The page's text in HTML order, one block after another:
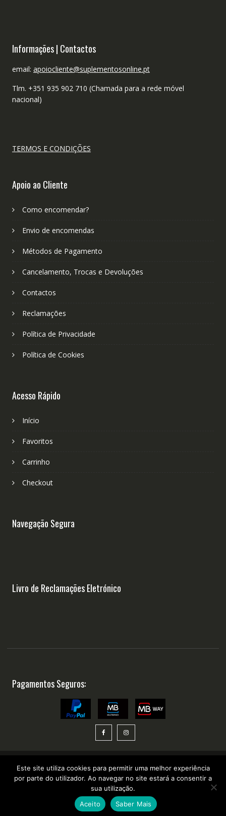
Informações | Contactos
email: apoiocliente@suplementosonline.pt
Tlm. +351 935 902 710 (Chamada para a rede móvel
nacional)
TERMOS E CONDIÇÕES
Apoio ao Cliente
Como encomendar?
Envio de encomendas
Métodos de Pagamento
Cancelamento, Trocas e Devoluções
Contactos
Reclamações
Política de Privacidade
Política de Cookies
Acesso Rápido
Início
Favoritos
Carrinho
Checkout
Navegação Segura
Livro de Reclamações Eletrónico
Pagamentos Seguros:
Copyright ©2025 Suplementosonline.pt
WhatsApp Chat
Este site utiliza cookies para permitir uma melhor experiência
por parte do utilizador. Ao navegar no site estará a consentir a
sua utilização.
Aceito
Saber Mais